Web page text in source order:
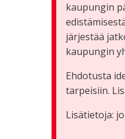
kaupungin
järjestää
kaupungin
Ehdotusta
tarpeisiin.
Lisätietoja: